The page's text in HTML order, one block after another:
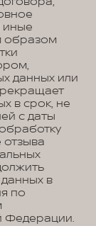
иные
образом
данных или
в срок, не
с даты
отзыва
в
по
Федерации.